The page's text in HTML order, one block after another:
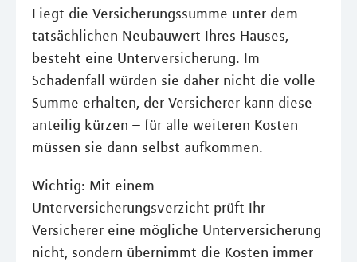
Liegt die Versicherungssumme unter dem
tatsächlichen Neubauwert Ihres Hauses,
besteht eine Unterversicherung. Im
Schadenfall würden sie daher nicht die volle
Summe erhalten, der Versicherer kann diese
anteilig kürzen – für alle weiteren Kosten
müssen sie dann selbst aufkommen.
Wichtig: Mit einem
Unterversicherungsverzicht prüft Ihr
Versicherer eine mögliche Unterversicherung
nicht, sondern übernimmt die Kosten immer